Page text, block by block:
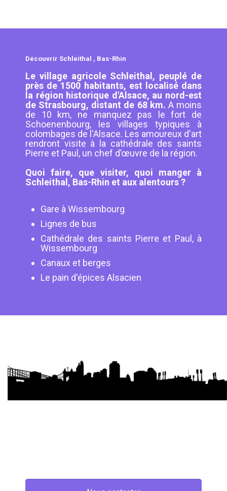
Découvrir Schleithal , Bas-Rhin
Le village agricole Schleithal, peuplé de
près de 1500 habitants, est localisé dans
la région historique d'Alsace, au nord-est
de Strasbourg, distant de 68 km. A moins
de 10 km, ne manquez pas le fort de
Schoenenbourg, les villages typiques à
colombages de l'Alsace. Les amoureux d'art
rendront visite à la cathédrale des saints
Pierre et Paul, un chef d’œuvre de la région.
Quoi faire, que visiter, quoi manger à
Schleithal, Bas-Rhin et aux alentours ?
Gare à Wissembourg
Lignes de bus
Cathédrale des saints Pierre et Paul, à
Wissembourg
Canaux et berges
Le pain d'épices Alsacien